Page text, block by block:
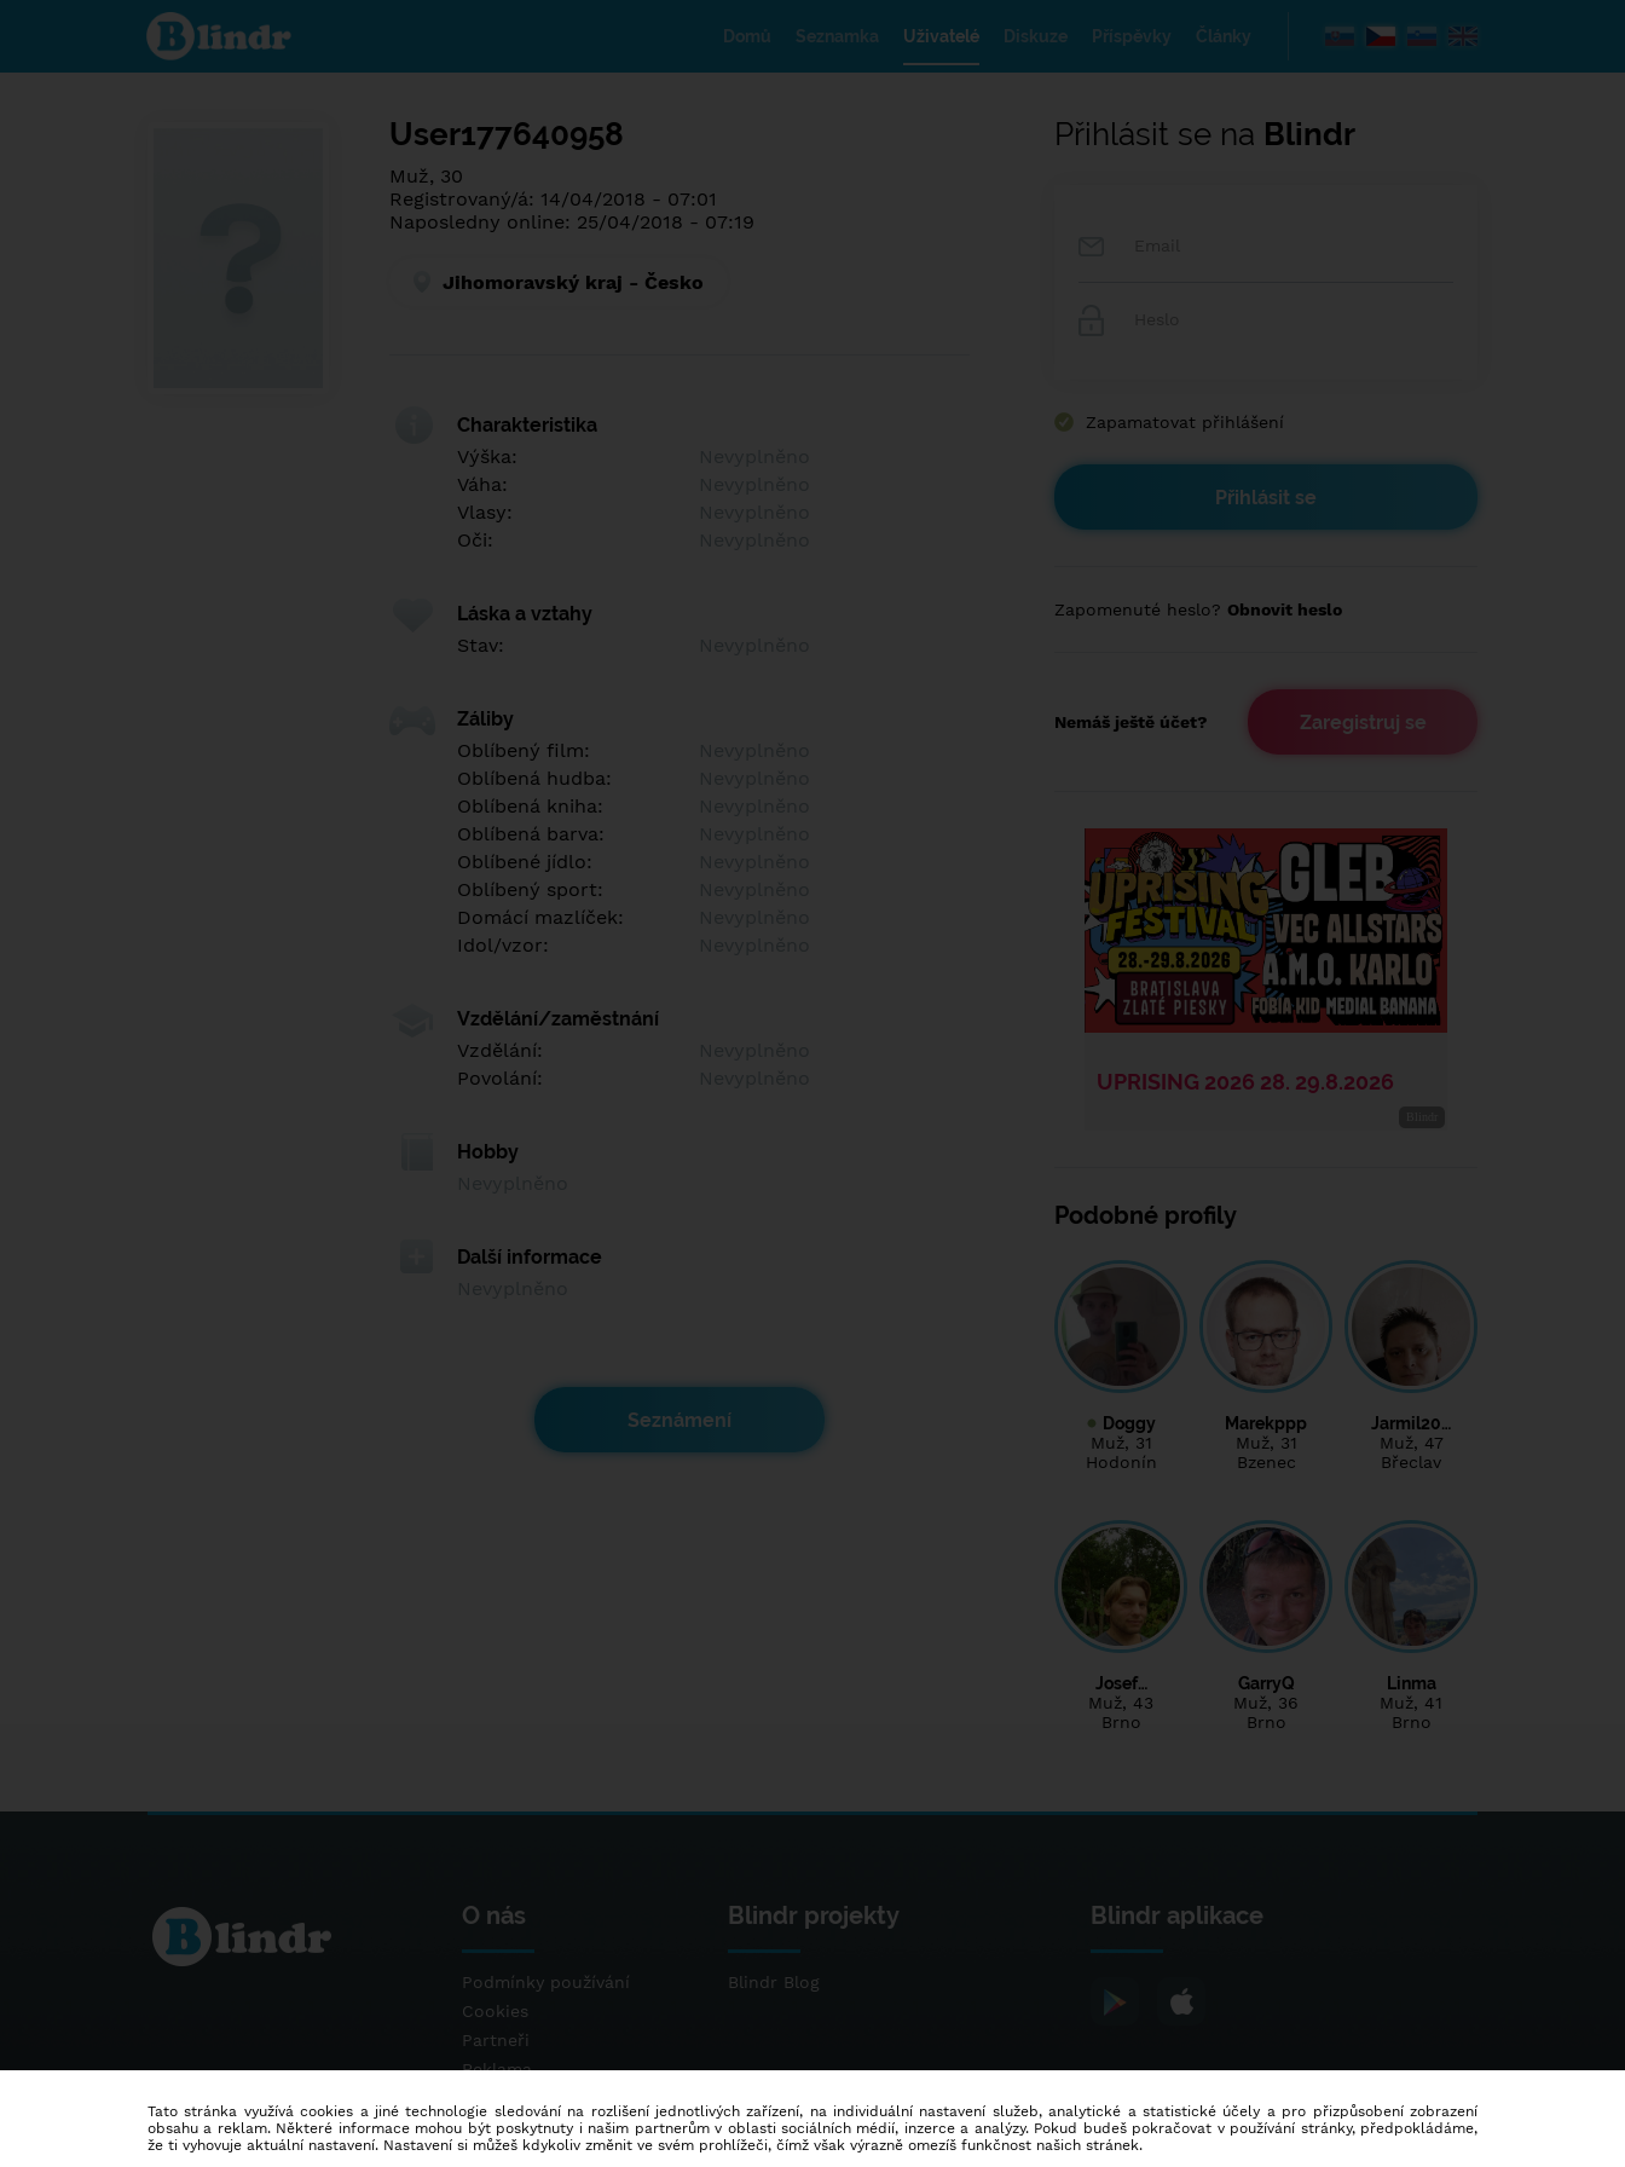
Poznej co je
pod maskou.
Seznamovací
Domů Seznamka Uživatelé Diskuze Příspěvky Články
User177640958
Muž, 30
Registrovaný/á: 14/04/2018 - 07:01
Naposledny online: 25/04/2018 - 07:19
Jihomoravský kraj - Česko
Charakteristika
Výška:
Váha:
Vlasy:
Oči:
Láska a vztahy
Stav:
Záliby
Oblíbený film:
Oblíbená hudba:
Oblíbená kniha:
Oblíbená barva:
Oblíbené jídlo:
Oblíbený sport:
Domácí mazlíček:
Idol/vzor:
Vzdělání/zaměstnání
Vzdělání:
Povolání:
Hobby
Další informace
Seznámení
Přihlásit se na Blindr
Zapamatovat přihlášení
Zapomenuté heslo? Obnovit heslo
Nemáš ještě účet? Zaregistruj se
Podobné profily
Doggy
Muž, 31
Hodonín
Marekppp
Muž, 31
Bzenec
Jarmil20…
Muž, 47
Břeclav
Josef…
Muž, 43
Brno
GarryQ
Muž, 36
Brno
Linma
Muž, 41
Brno
O nás
Podmínky používání
Cookies
Partneři
Reklama
Blindr projekty
Blindr Blog
Blindr aplikace
Tato stránka využívá cookies a jiné technologie sledování na rozlišení jednotlivých zařízení, na individuální nastavení služeb, analytické a statistické účely a pro přizpůsobení zobrazení
obsahu a reklam. Některé informace mohou být poskytnuty i našim partnerům v oblasti sociálních médií, inzerce a analýzy. Pokud budeš pokračovat v používání stránky, předpokládáme,
že ti vyhovuje aktuální nastavení. Nastavení si můžeš kdykoliv změnit ve svém prohlížeči, čímž však výrazně omezíš funkčnost našich stránek.